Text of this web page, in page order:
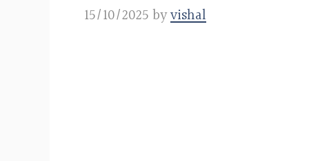
15/10/2025byvishal